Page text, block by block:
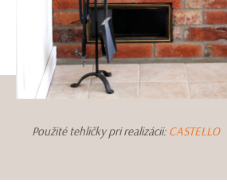
Použité tehličky pri realizácii: CASTELLO